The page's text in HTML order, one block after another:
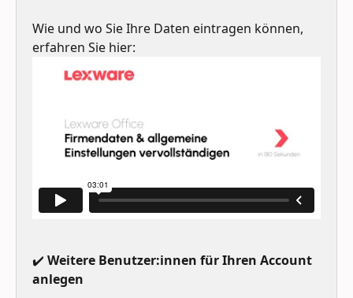
Wie und wo Sie Ihre Daten eintragen können,
erfahren Sie hier:
✔️ Weitere Benutzer:innen für Ihren Account
anlegen